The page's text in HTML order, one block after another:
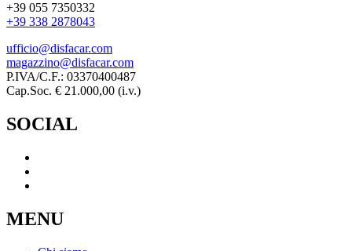
+39 055 7350332
+39 338 2878043
ufficio@disfacar.com
magazzino@disfacar.com
P.IVA/C.F.: 03370400487
Cap.Soc. € 21.000,00 (i.v.)
SOCIAL
MENU